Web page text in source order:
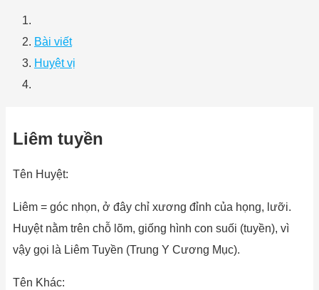
Bài viết
Huyệt vị
Liêm tuyền
Tên Huyệt:
Liêm = góc nhọn, ở đây chỉ xương đỉnh của họng, lưỡi.
Huyệt nằm trên chỗ lõm, giống hình con suối (tuyền), vì
vậy gọi là Liêm Tuyền (Trung Y Cương Mục).
Tên Khác: